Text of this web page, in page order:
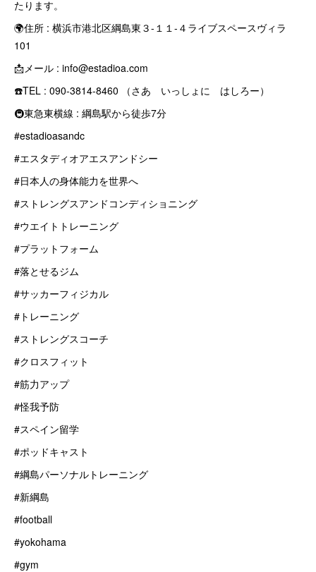
たります。
🌍住所 : 横浜市港北区綱島東３-１１-４ライブスペースヴィラ
101
📩メール : info@estadioa.com
☎️TEL : 090-3814-8460 （さあ いっしょに はしろー）
🚇東急東横線 : 綱島駅から徒歩7分
#estadioasandc
#エスタディオアエスアンドシー
#日本人の身体能力を世界へ
#ストレングスアンドコンディショニング
#ウエイトトレーニング
#プラットフォーム
#落とせるジム
#サッカーフィジカル
#トレーニング
#ストレングスコーチ
#クロスフィット
#筋力アップ
#怪我予防
#スペイン留学
#ポッドキャスト
#綱島パーソナルトレーニング
#新綱島
#football
#yokohama
#gym